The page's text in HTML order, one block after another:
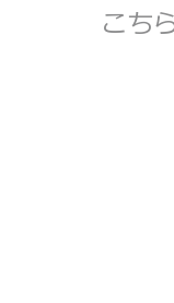
こち